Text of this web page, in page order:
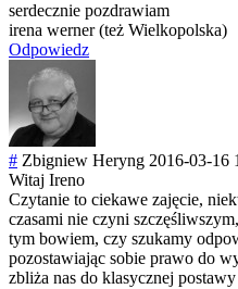
serdecznie pozdrawiam
irena werner (też Wielkopolska)
Odpowiedz
# Zbigniew Heryng 2016-03-16
Witaj Ireno
Czytanie to ciekawe zajęcie,
czasami nie czyni
tym bowiem, czy szukamy
pozostawiając sobie prawo do
zbliża nas do klasycznej